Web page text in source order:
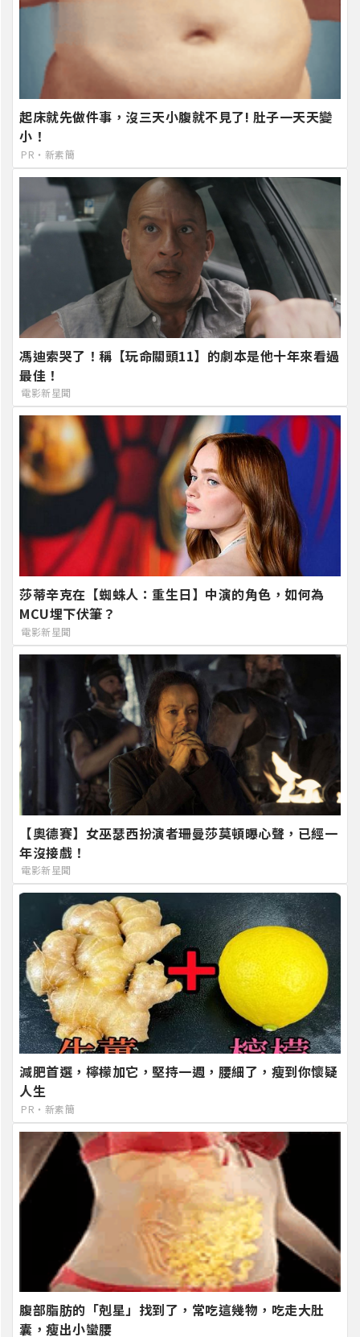
起床就先做件事，沒三天小腹就不見了! 肚子一天天變
小！
PR・新素簡
馮迪索哭了！稱【玩命關頭11】的劇本是他十年來看過
最佳！
電影新星聞
莎蒂辛克在【蜘蛛人：重生日】中演的角色，如何為
MCU埋下伏筆？
電影新星聞
【奧德賽】女巫瑟西扮演者珊曼莎莫頓曝心聲，已經一
年沒接戲！
電影新星聞
減肥首選，檸檬加它，堅持一週，腰細了，瘦到你懷疑
人生
PR・新素簡
腹部脂肪的「剋星」找到了，常吃這幾物，吃走大肚
囊，瘦出小蠻腰